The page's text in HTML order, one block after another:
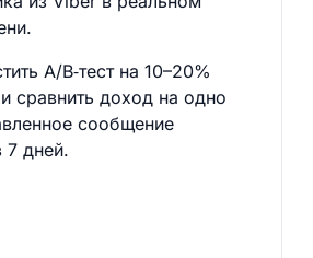
A/B‑тест на 10–20%
сравнить доход на одно
сообщение
7 дней.